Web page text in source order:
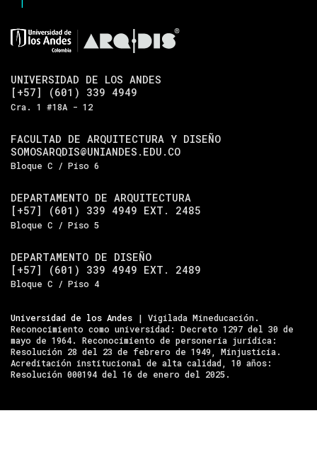
UNIVERSIDAD DE LOS ANDES
[+57] (601) 339 4949
Cra. 1 #18A - 12
FACULTAD DE ARQUITECTURA Y DISEÑO
SOMOSARQDIS@UNIANDES.EDU.CO
Bloque C / Piso 6
DEPARTAMENTO DE ARQUITECTURA
[+57] (601) 339 4949 EXT. 2485
Bloque C / Piso 5
DEPARTAMENTO DE DISEÑO
[+57] (601) 339 4949 EXT. 2489
Bloque C / Piso 4
Universidad de los Andes | Vigilada Mineducación.
Reconocimiento como universidad: Decreto 1297 del 30 de
mayo de 1964. Reconocimiento de personería jurídica:
Resolución 28 del 23 de febrero de 1949, Minjusticia.
Acreditación institucional de alta calidad, 10 años:
Resolución 000194 del 16 de enero del 2025.